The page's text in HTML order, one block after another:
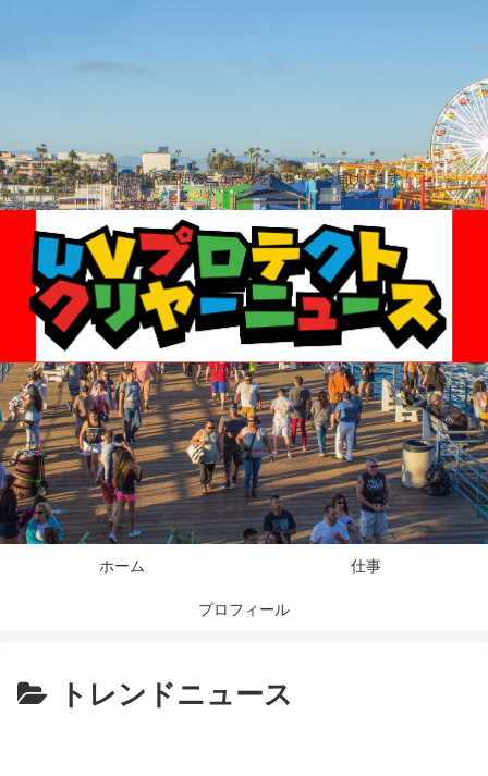
トレンド情報や話題のニュースをいち早くお届けします！
ホーム 仕事
プロフィール
トレンドニュース